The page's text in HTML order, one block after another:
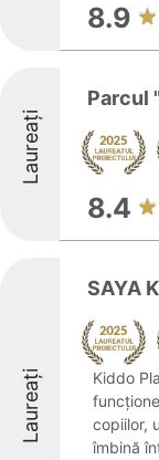
8.9
Laureați
Parcul
8.4
Laureați
SAYA
Kiddo
copiilor,
îmbină